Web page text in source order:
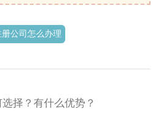
公司怎么办理
择？有什么优势？